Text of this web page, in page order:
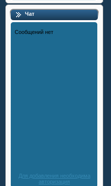
Чат
Для добавления необходима
авторизация